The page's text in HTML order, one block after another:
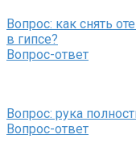
Вопрос: как снять
в гипсе?
Вопрос-ответ
Вопрос: рука
Вопрос-ответ